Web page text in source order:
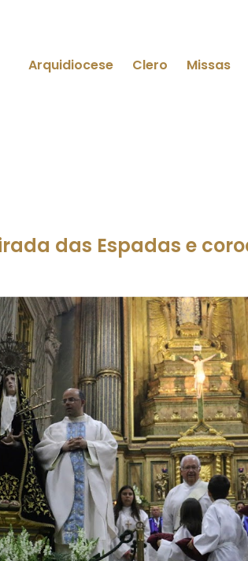
Arquidiocese Clero Missas
das Espadas e